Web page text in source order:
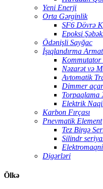
Yeni Enerji
Orta Gərginlik
SF6 Dövrə
Epoksi
Ödənişli Sayğac
İşıqlandırma
Kommutator
Nəzarət və
Avtomatik
Dimmer
Torpaqlama
Elektrik
Karbon Fırçası
Pnevmatik Element
Tez Birgə
Silindr
Digərləri
Ölkə